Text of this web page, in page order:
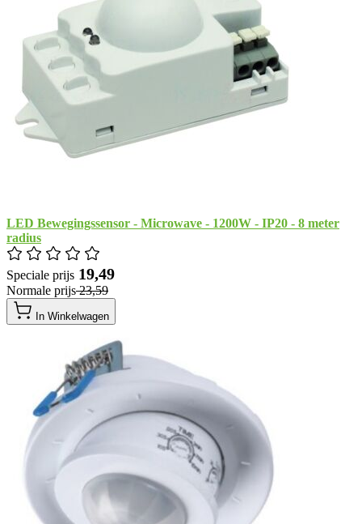
LED Bewegingssensor - Microwave - 1200W - IP20 - 8 meter
radius
Speciale prijs ​ 19,49
Normale prijs​ 23,59
In Winkelwagen